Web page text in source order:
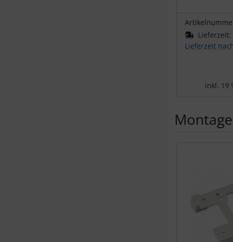
Lieferzeit:
Lieferzeit
inkl. 19
Montage